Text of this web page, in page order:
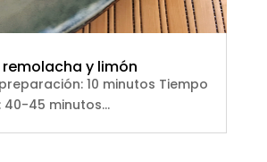
y limón
10 minutos Tiempo
45 minutos...